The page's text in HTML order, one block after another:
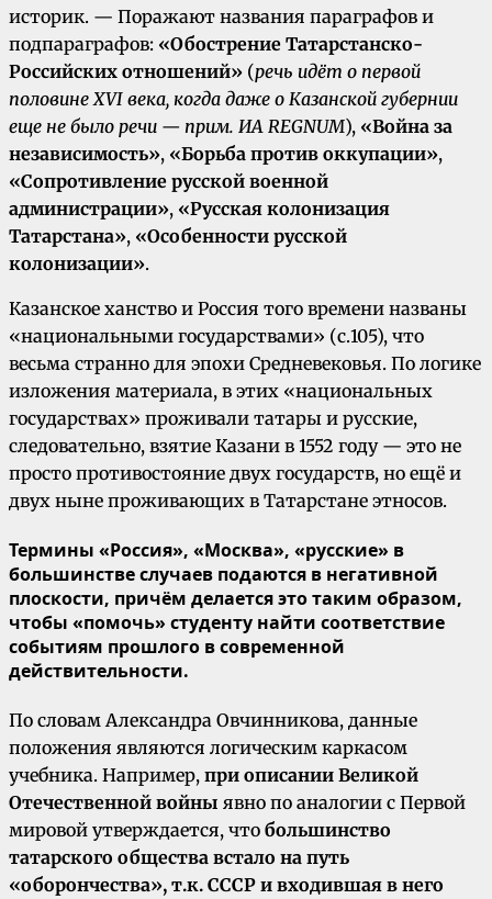
историк. — Поражают названия параграфов и
подпараграфов: «Обострение Татарстанско-
Российских отношений» (речь идёт о первой
половине XVI века, когда даже о Казанской губернии
еще не было речи — прим. ИА REGNUM), «Война за
независимость», «Борьба против оккупации»,
«Сопротивление русской военной
администрации», «Русская колонизация
Татарстана», «Особенности русской
колонизации».
Казанское ханство и Россия того времени названы
«национальными государствами» (с.105), что
весьма странно для эпохи Средневековья. По логике
изложения материала, в этих «национальных
государствах» проживали татары и русские,
следовательно, взятие Казани в 1552 году — это не
просто противостояние двух государств, но ещё и
двух ныне проживающих в Татарстане этносов.
Термины «Россия», «Москва», «русские» в
большинстве случаев подаются в негативной
плоскости, причём делается это таким образом,
чтобы «помочь» студенту найти соответствие
событиям прошлого в современной
действительности.
По словам Александра Овчинникова, данные
положения являются логическим каркасом
учебника. Например, при описании Великой
Отечественной войны явно по аналогии с Первой
мировой утверждается, что большинство
татарского общества встало на путь
«оборончества», т.к. СССР и входившая в него